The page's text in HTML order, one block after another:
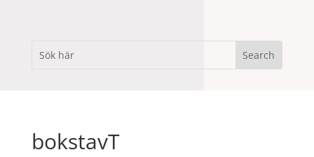
bokstavT